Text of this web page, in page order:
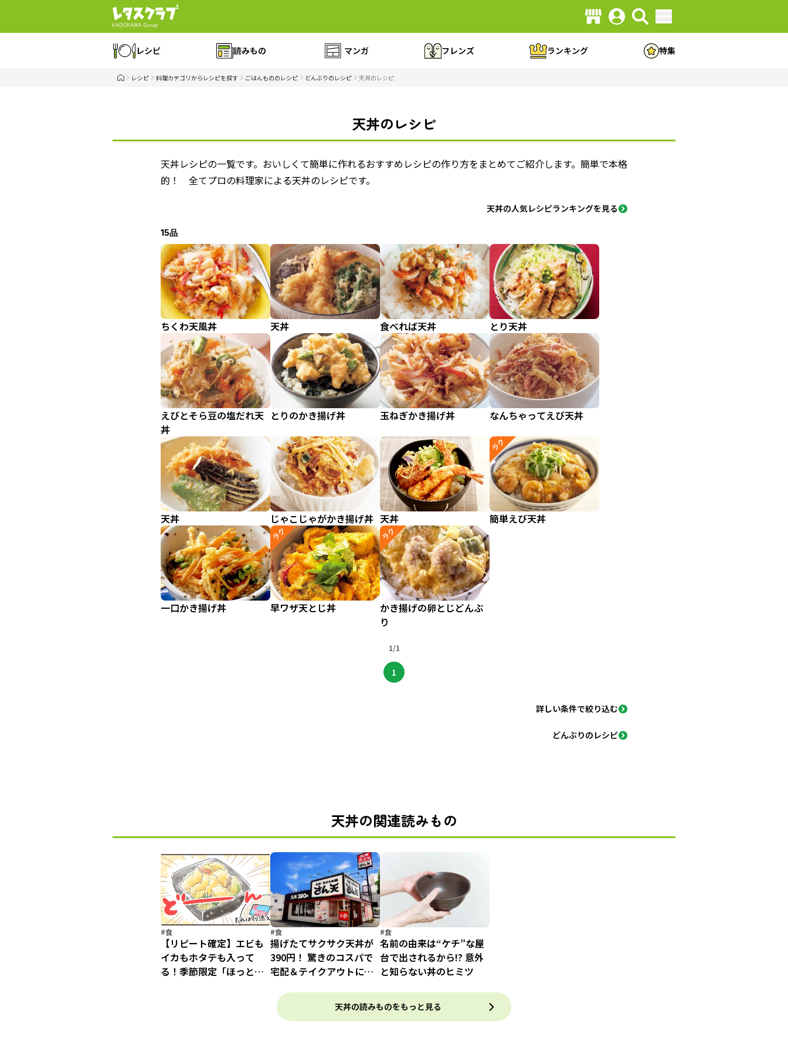
レシピ 読みもの マンガ フレンズ ランキング 特集
レシピ 料理カテゴリからレシピを探す ごはんもののレシピ どんぶりのレシピ 天丼のレシピ
天丼のレシピ
天丼レシピの一覧です。おいしくて簡単に作れるおすすめレシピの作り方をまとめてご紹介します。簡単で本格
的！ 全てプロの料理家による天丼のレシピです。
天丼の人気レシピランキングを見る
15品
ちくわ天風丼 天丼 食べれば天丼 とり天丼
えびとそら豆の塩だれ天
丼
とりのかき揚げ丼 玉ねぎかき揚げ丼 なんちゃってえび天丼
天丼 じゃこじゃがかき揚げ丼 天丼
ラク
簡単えび天丼
一口かき揚げ丼
ラク
早ワザ天とじ丼
ラク
かき揚げの卵とじどんぶ
り
1/1
1
詳しい条件で絞り込む
どんぶりのレシピ
天丼の関連読みもの
#食
【リピート確定】エビも
イカもホタテも入って
る！季節限定「ほっとも
#食
揚げたてサクサク天丼が
390円！ 驚きのコスパで
宅配＆テイクアウトに便
#食
名前の由来は“ケチ”な屋
台で出されるから!? 意外
と知らない丼のヒミツ
天丼の読みものをもっと見る